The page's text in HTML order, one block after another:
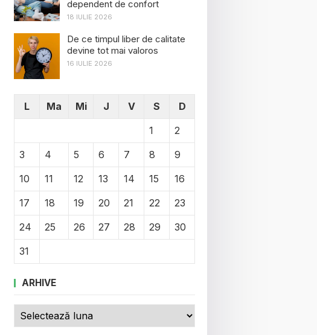
dependent de confort
18 IULIE 2026
De ce timpul liber de calitate
devine tot mai valoros
16 IULIE 2026
L Ma Mi J V S
D
1
2
3
4 5 6 7 8
9
10
11 12 13 14 15
16
17
18 19 20 21 22
23
24
25 26 27 28 29
30
31
ARHIVE
Arhive